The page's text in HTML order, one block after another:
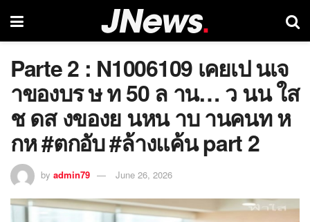
Parte 2 : N1006109 เคยเป นเจ
าของบร ษ ท 50 ล าน… ว นน ใส
ช ดส งของย นหน าบ านคนท ห
กห #ตกอับ #ล้างแค้น part 2
by admin79 June 26, 2026